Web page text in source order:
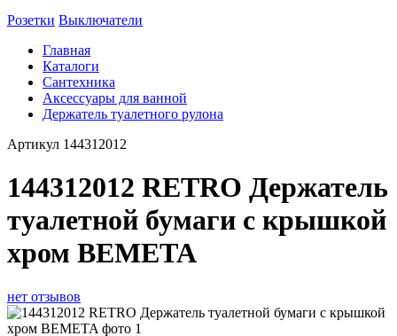
Розетки Выключатели
Главная
Каталоги
Сантехника
Аксессуары для ванной
Держатель туалетного рулона
Артикул 144312012
144312012 RETRO Держатель
туалетной бумаги с крышкой
хром BEMETA
нет отзывов